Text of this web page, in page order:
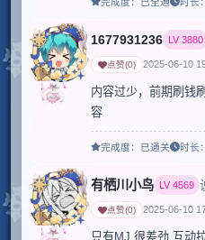
1677931236 LV3880
点赞(0) 2025-06-10
内容过少，前期刷钱
容
完成度： 已通关 时长：
有栖川小鸟 LV4569
点赞(0) 2025-06-10
只有MJ 很差劲 互动